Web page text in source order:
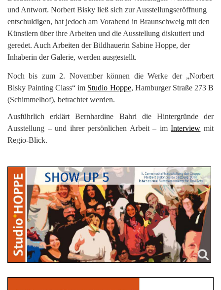
und Antwort. Norbert Bisky ließ sich zur Ausstellungseröffnung
entschuldigen, hat jedoch am Vorabend in Braunschweig mit den
Künstlern über ihre Arbeiten und die Ausstellung diskutiert und
geredet. Auch Arbeiten der Bildhauerin Sabine Hoppe, der
Inhaberin der Galerie, werden ausgestellt.
Noch bis zum 2. November können die Werke der „Norbert
Bisky Painting Class“ im Studio Hoppe, Hamburger Straße 273 B
(Schimmelhof), betrachtet werden.
Ausführlich erklärt Bernhardine Bahri die Hintergründe der
Ausstellung – und ihrer persönlichen Arbeit – imInterview mit
Regio-Blick.